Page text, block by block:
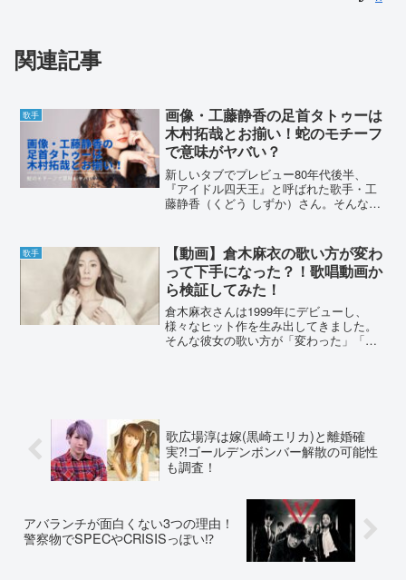
関連記事
歌手
画像・工藤静香の足首タトゥーは
木村拓哉とお揃い！蛇のモチーフ
で意味がヤバい？
新しいタブでプレビュー80年代後半、
『アイドル四天王』と呼ばれた歌手・工
藤静香（くどう しずか）さん。そんな工
だと言われています。今回は、工藤静香
さんのタトゥーの画像と...
歌手
【動画】倉木麻衣の歌い方が変わ
って下手になった？！歌唱動画か
ら検証してみた！
倉木麻衣さんは1999年にデビューし、
様々なヒット作を生み出してきました。
そんな彼女の歌い方が「変わった」「下
歌広場淳は嫁(黒崎エリカ)と離婚確
実⁈ゴールデンボンバー解散の可能性
も調査！
アバランチが面白くない3つの理由！
警察物でSPECやCRISISっぽい⁉